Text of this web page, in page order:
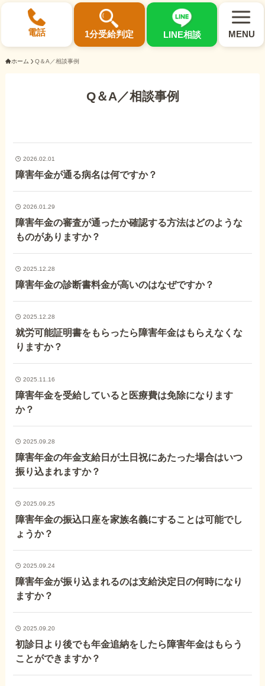
電話 1分受給判定 LINE相談 MENU
×
サポート料金について
ご相談事例をみる
非対面で申請できる
ホーム
障害年金の基礎知識
受給事例
Q&A・相談事例
障害年金コラム
お知らせ
お客様からの感謝のお手紙
ホーム Q＆A／相談事例
Q＆A／相談事例
2026.02.01
障害年金が通る病名は何ですか？
2026.01.29
障害年金の審査が通ったか確認する方法はどのような
ものがありますか？
2025.12.28
障害年金の診断書料金が高いのはなぜですか？
2025.12.28
就労可能証明書をもらったら障害年金はもらえなくな
りますか？
2025.11.16
障害年金を受給していると医療費は免除になります
か？
2025.09.28
障害年金の年金支給日が土日祝にあたった場合はいつ
振り込まれますか？
2025.09.25
障害年金の振込口座を家族名義にすることは可能でし
ょうか？
2025.09.24
障害年金が振り込まれるのは支給決定日の何時になり
ますか？
2025.09.20
初診日より後でも年金追納をしたら障害年金はもらう
ことができますか？